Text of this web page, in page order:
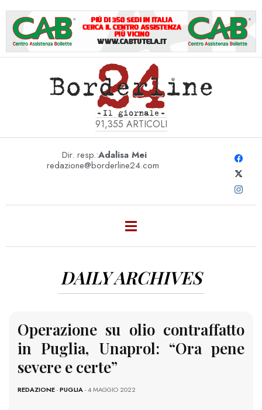
91,355 ARTICOLI
Dir. resp.:Adalisa Mei
redazione@borderline24.com
DAILY ARCHIVES
Operazione su olio contraffatto
in Puglia, Unaprol: “Ora pene
severe e certe”
REDAZIONE-PUGLIA- 4 MAGGIO 2022